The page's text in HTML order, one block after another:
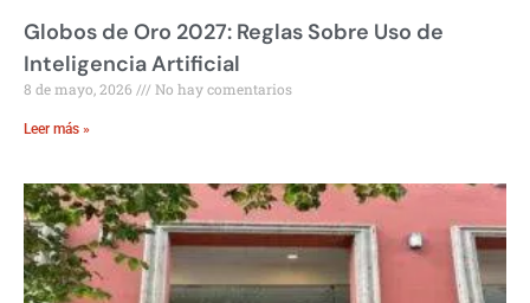
Globos de Oro 2027: Reglas Sobre Uso de
Inteligencia Artificial
8 de mayo, 2026 No hay comentarios
Leer más »